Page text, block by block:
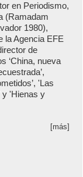
en Periodismo,
(Ramadam
1980),
la Agencia EFE
de
‘China, nueva
'Las
y 'Hienas y
[más]